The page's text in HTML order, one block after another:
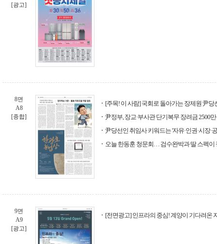
[광고]
8면
A8
[종합]
[주목! 이 사람] 국회로 돌아가는 장제원 尹당
尹정부, 장교·부사관 단기복무 장려금 2500
尹당선인 취임사 키워드는 '자유·인권·시장·
오늘 한동훈 청문회… 검수완박과 딸 스펙이
9면
A9
[광고]
[전면광고] 인프라의 중심! 계양이 기다려온